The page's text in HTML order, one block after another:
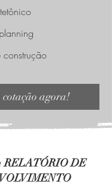
construção
cotação agora!
RELATÓRIO DE